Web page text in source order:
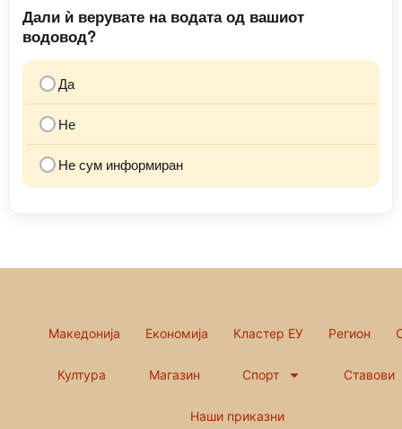
Дали ѝ верувате на водата од вашиот
водовод?
Да
Не
Не сум информиран
Македонија Економија Кластер ЕУ Регион
Култура Магазин Спорт Ставови
Наши приказни